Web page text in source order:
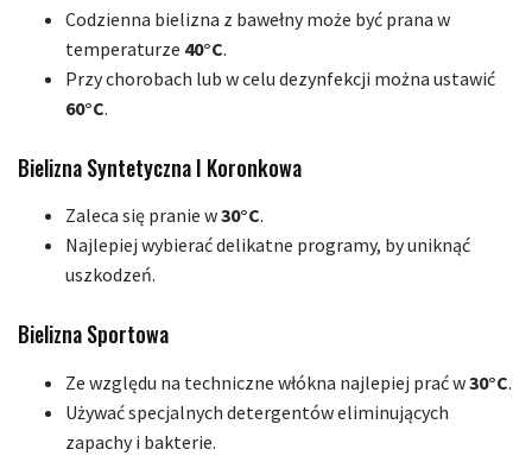
Codzienna bielizna z bawełny może być prana w
temperaturze 40°C.
Przy chorobach lub w celu dezynfekcji można ustawić
60°C.
Bielizna Syntetyczna I Koronkowa
Zaleca się pranie w30°C.
Najlepiej wybierać delikatne programy, by uniknąć
uszkodzeń.
Bielizna Sportowa
Ze względu na techniczne włókna najlepiej prać w30°C.
Używać specjalnych detergentów eliminujących
zapachy i bakterie.